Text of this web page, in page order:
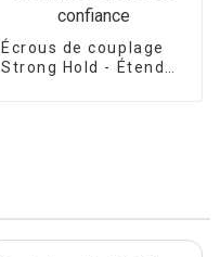
Écrous de couplage
Strong Hold - Étendez